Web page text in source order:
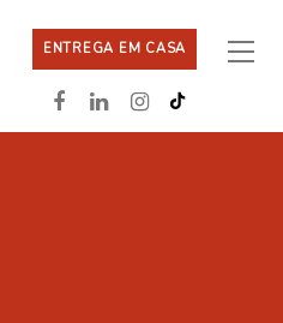
ENTREGA EM CASA